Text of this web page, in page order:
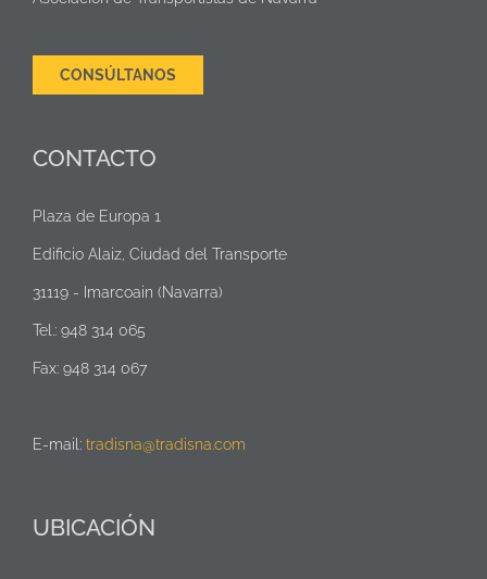
CONSÚLTANOS
CONTACTO
Plaza de Europa 1
Edificio Alaiz, Ciudad del Transporte
31119 - Imarcoain (Navarra)
Tel.: 948 314 065
Fax: 948 314 067
E-mail: tradisna@tradisna.com
UBICACIÓN